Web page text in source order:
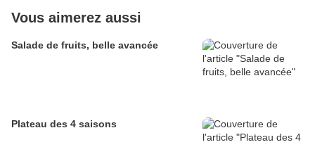
Vous aimerez aussi
Salade de fruits, belle avancée
Plateau des 4 saisons